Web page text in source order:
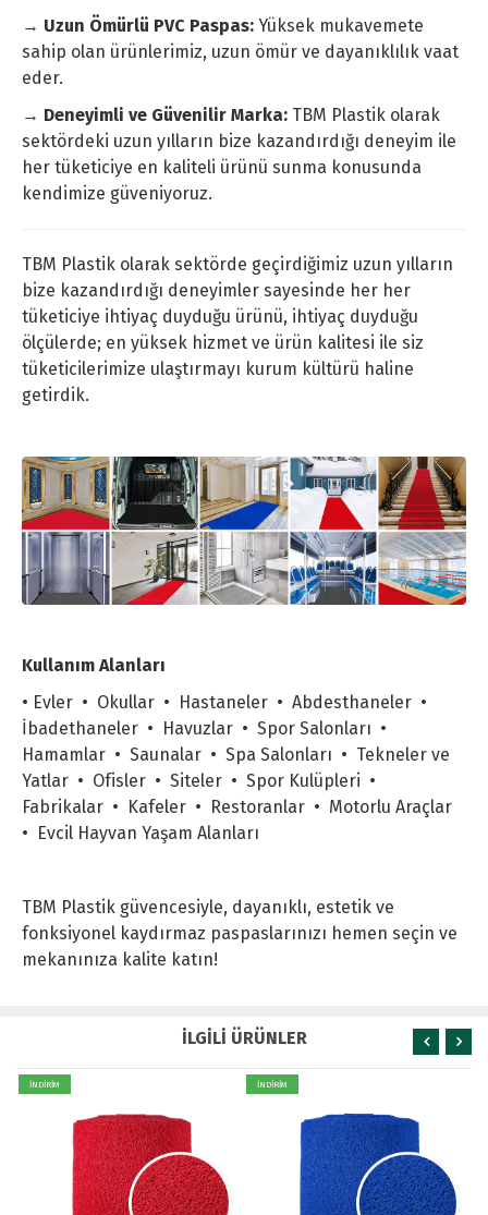
→ Uzun Ömürlü PVC Paspas: Yüksek mukavemete
sahip olan ürünlerimiz, uzun ömür ve dayanıklılık vaat
eder.
→ Deneyimli ve Güvenilir Marka: TBM Plastik olarak
sektördeki uzun yılların bize kazandırdığı deneyim ile
her tüketiciye en kaliteli ürünü sunma konusunda
kendimize güveniyoruz.
TBM Plastik olarak sektörde geçirdiğimiz uzun yılların
bize kazandırdığı deneyimler sayesinde her her
tüketiciye ihtiyaç duyduğu ürünü, ihtiyaç duyduğu
ölçülerde; en yüksek hizmet ve ürün kalitesi ile siz
tüketicilerimize ulaştırmayı kurum kültürü haline
getirdik.
Kullanım Alanları
• Evler • Okullar • Hastaneler • Abdesthaneler •
İbadethaneler • Havuzlar • Spor Salonları •
Hamamlar • Saunalar • Spa Salonları • Tekneler ve
Yatlar • Ofisler • Siteler • Spor Kulüpleri •
Fabrikalar • Kafeler • Restoranlar • Motorlu Araçlar
• Evcil Hayvan Yaşam Alanları
TBM Plastik güvencesiyle, dayanıklı, estetik ve
fonksiyonel kaydırmaz paspaslarınızı hemen seçin ve
mekanınıza kalite katın!
İLGİLİ ÜRÜNLER
İNDİRİM İNDİRİM